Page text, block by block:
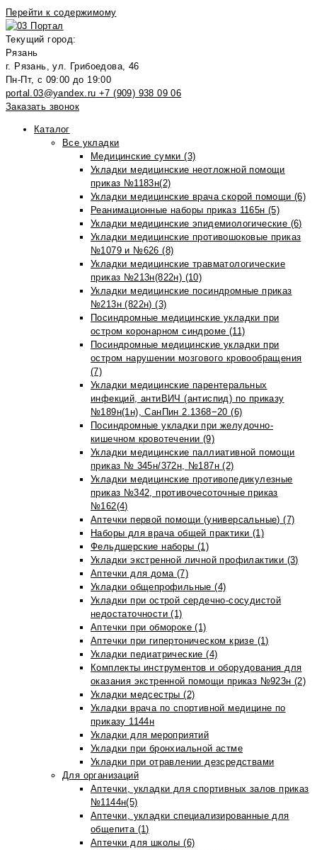
Перейти к содержимому
Текущий город:
Рязань
г. Рязань, ул. Грибоедова, 46
Пн-Пт, с 09:00 до 19:00
portal.03@yandex.ru +7 (909) 938 09 06
Заказать звонок
Каталог
Все укладки
Медицинские сумки (3)
Укладки медицинские неотложной помощи
приказ №1183н(2)
Укладки медицинские врача скорой помощи (6)
Реанимационные наборы приказ 1165н (5)
Укладки медицинские эпидемиологические (6)
Укладки медицинские противошоковые приказ
№1079 и №626 (8)
Укладки медицинские травматологические
приказ №213н(822н) (10)
Укладки медицинские посиндромные приказ
№213н (822н) (3)
Посиндромные медицинские укладки при
остром коронарном синдроме (11)
Посиндромные медицинские укладки при
остром нарушении мозгового кровообращения
(7)
Укладки медицинские парентеральных
инфекций, антиВИЧ (антиспид) по приказу
№189н(1н), СанПин 2.1368−20 (6)
Посиндромные укладки при желудочно-
кишечном кровотечении (9)
Укладки медицинские паллиативной помощи
приказ № 345н/372н, №187н (2)
Укладки медицинские противопедикулезные
приказ №342, противочесоточные приказ
№162(4)
Аптечки первой помощи (универсальные) (7)
Наборы для врача общей практики (1)
Фельдшерские наборы (1)
Укладки экстренной личной профилактики (3)
Аптечки для дома (7)
Укладки общепрофильные (4)
Укладки при острой сердечно-сосудистой
недостаточности (1)
Аптечки при обмороке (1)
Аптечки при гипертоническом кризе (1)
Укладки педиатрические (4)
Комплекты инструментов и оборудования для
оказания экстренной помощи приказ №923н (2)
Укладки медсестры (2)
Укладки врача по спортивной медицине по
приказу 1144н
Укладки для мероприятий
Укладки при бронхиальной астме
Укладки при отравлении дезсредствами
Для организаций
Аптечки, укладки для спортивных залов приказ
№1144н(5)
Аптечки, укладки специализированные для
общепита (1)
Аптечки для школы (6)